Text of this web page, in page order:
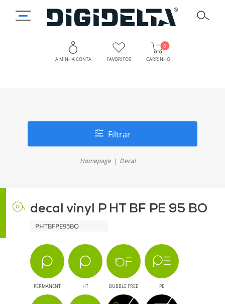
A MINHA CONTA FAVORITOS CARRINHO
0
Filtrar
Homepage Decal
decal vinyl P HT BF PE 95 BO
PHTBFPE95BO
PERMANENT HT BUBBLE FREE PE